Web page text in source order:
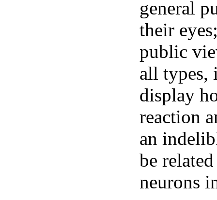
general
their
public
all types,
display
reaction
an
be
neurons